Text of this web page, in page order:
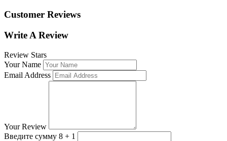
Customer Reviews
Write A Review
Review Stars
Your Name
Email Address
Your Review
Введите сумму 8 + 1